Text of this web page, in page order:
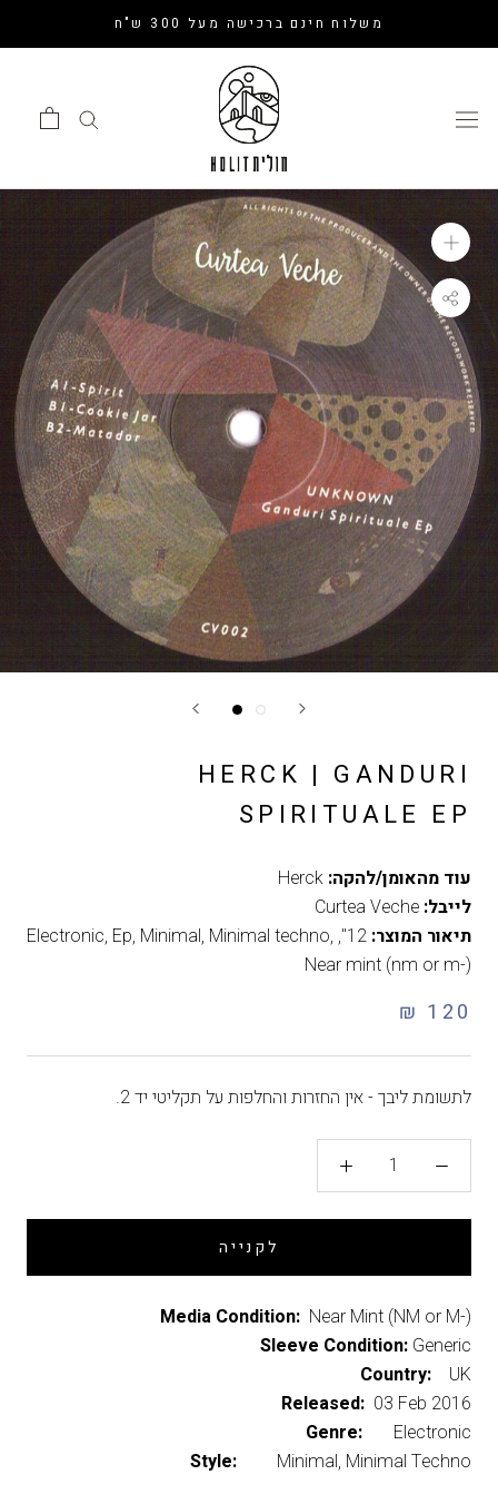
משלוח חינם ברכישה מעל 300 ש"ח
HERCK | GANDURI
SPIRITUALE EP
עוד מהאומן/להקה: Herck
לייבל: Curtea Veche
תיאור המוצר: 12"
,
Electronic, Ep, Minimal, Minimal techno,
Near mint (nm or m-)
120 ₪
לתשומת ליבך - אין החזרות והחלפות על תקליטי יד 2.
לקנייה
Media Condition: Near Mint (NM or M-)
Sleeve Condition: Generic
Country: UK
Released: 03 Feb 2016
Genre: Electronic
Style: Minimal, Minimal Techno